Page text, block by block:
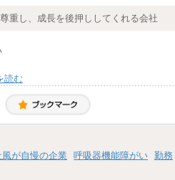
員/総合職
（※5）
円、※2…33,000円、※3…28,0
、※4…25,000円、※5…23,000円）
京・神奈川〉月給219,000 円～ 〈大阪・
～
短大・高専・専門卒 月給225,000円
期間中も給与に変更はございません
：250,000円～400,000円
年収：4,000,000円～6,000,000円
重し、成長を後押ししてくれる会社
読む
が自慢の企業 呼吸器機能障がい 勤務